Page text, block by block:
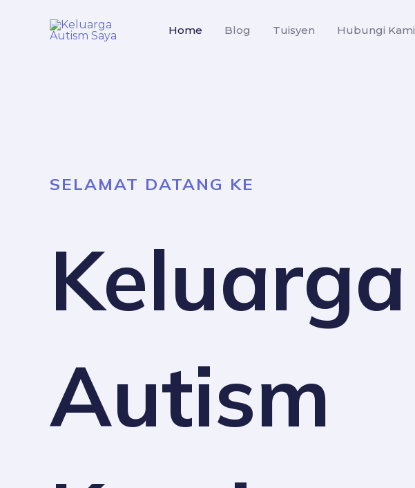
Home Blog Tuisyen Hubungi Kami
SELAMAT DATANG KE
Keluarga
Autism